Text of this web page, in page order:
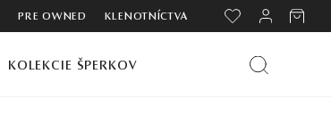
PRE OWNED KLENOTNÍCTVA
KOLEKCIE ŠPERKOV